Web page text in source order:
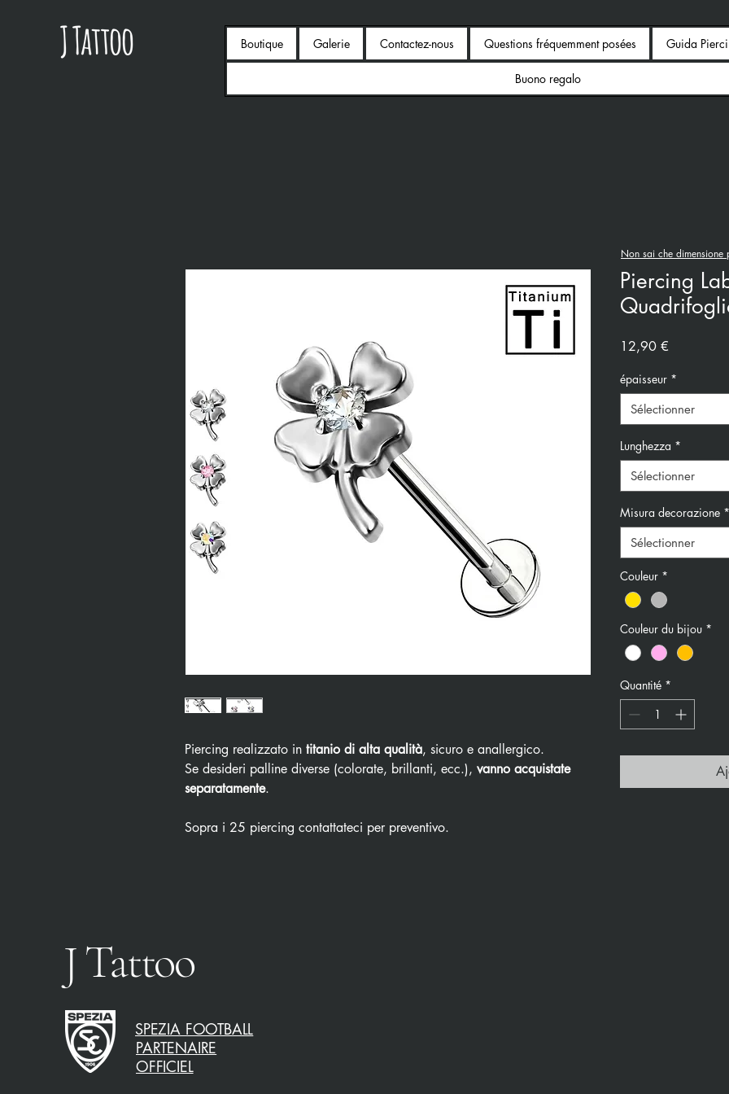
Boutique Galerie Contactez-nous Questions fréquemment posées Guida
Buono regalo
Piercing realizzato in titanio di alta qualità, sicuro e anallergico.
Se desideri palline diverse (colorate, brillanti, ecc.), vanno acquistate
separatamente.
Sopra i 25 piercing contattateci per preventivo.
Piercing
12,90 €
épaisseur *
Sélectionner
Lunghezza *
Sélectionner
Misura decorazione *
Sélectionner
Couleur *
Couleur du bijou *
Quantité *
Non sai che
J Tattoo
SPEZIA FOOTBALL
PARTENAIRE
OFFICIEL